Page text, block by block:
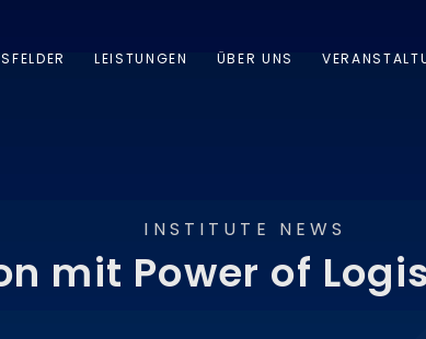
LEISTUNGEN ÜBER UNS
INSTITUTE NEWS
mit Power of